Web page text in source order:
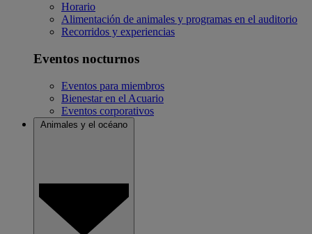
Horario
Alimentación de animales y programas en el auditorio
Recorridos y experiencias
Eventos nocturnos
Eventos para miembros
Bienestar en el Acuario
Eventos corporativos
Animales y el océano